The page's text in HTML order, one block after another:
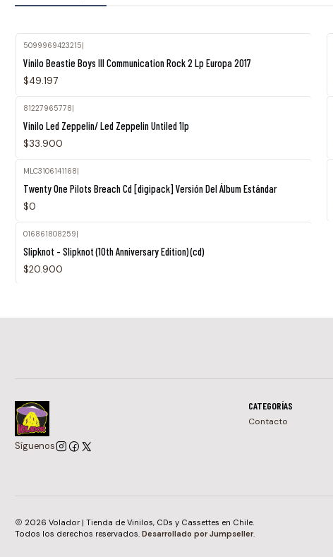
5099969423215|
Vinilo Beastie Boys Ill Communication Rock 2 Lp Europa 2017
$49.197
81227965778|
Vinilo Led Zeppelin/ Led Zeppelin Untiled 1lp
$33.900
MLC3106141168
Twenty One Pilots Breach Cd [digipack] Versión Del Álbum Estándar
$0
016861808259
Slipknot - Slipknot (10th Anniversary Edition) (cd)
$20.900
Síguenos
CATEGORÍAS
Contacto
2026 Volador | Tienda de Vinilos, CDs y Cassettes en Chile.
Todos los derechos reservados. Desarrollado por Jumpseller.